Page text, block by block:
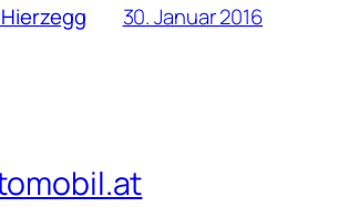
30. Januar 2016